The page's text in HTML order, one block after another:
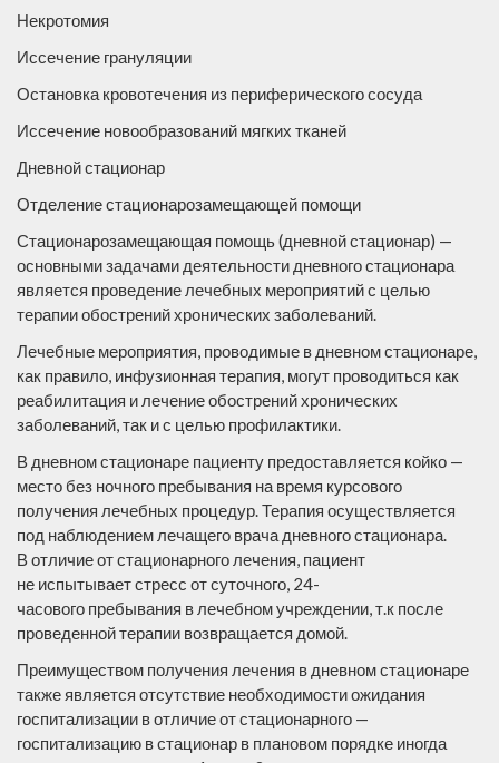
Некротомия
Иссечение грануляции
Остановка кровотечения из периферического сосуда
Иссечение новообразований мягких тканей
Дневной стационар
Отделение стационарозамещающей помощи
Стационарозамещающая помощь (дневной стационар) —
основными задачами деятельности дневного стационара
является проведение лечебных мероприятий с целью
терапии обострений хронических заболеваний.
Лечебные мероприятия, проводимые в дневном стационаре,
как правило, инфузионная терапия, могут проводиться как
реабилитация и лечение обострений хронических
заболеваний, так и с целью профилактики.
В дневном стационаре пациенту предоставляется койко —
место без ночного пребывания на время курсового
получения лечебных процедур. Терапия осуществляется
под наблюдением лечащего врача дневного стационара.
В отличие от стационарного лечения, пациент
не испытывает стресс от суточного, 24-
часового пребывания в лечебном учреждении, т.к после
проведенной терапии возвращается домой.
Преимуществом получения лечения в дневном стационаре
также является отсутствие необходимости ожидания
госпитализации в отличие от стационарного —
госпитализацию в стационар в плановом порядке иногда